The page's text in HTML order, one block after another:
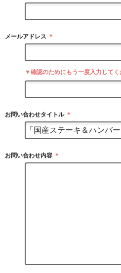
メールアドレス ＊
▼確認のためにもう一度入力してく
お問い合わせタイトル ＊
お問い合わせ内容 ＊